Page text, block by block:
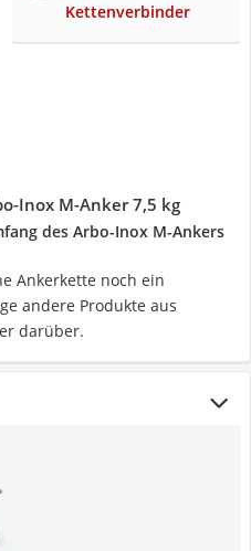
Kettenverbinder
Inox M-Anker 7,5 kg
des Arbo-Inox M-Ankers
Ankerkette noch ein
andere Produkte aus
darüber.